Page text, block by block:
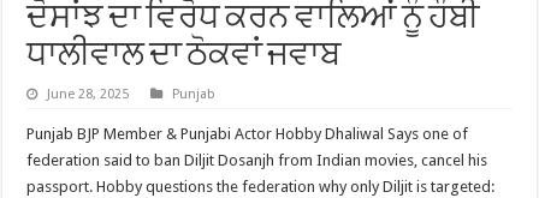
ਦੋਸਾਂਝ ਦਾ ਵਿਰੋਧ ਕਰਨ ਵਾਲਿਆਂ ਨੂੰ ਹੌਬੀ
ਧਾਲੀਵਾਲ ਦਾ ਠੋਕਵਾਂ ਜਵਾਬ
June 28, 2025 Punjab
Punjab BJP Member & Punjabi Actor Hobby Dhaliwal Says one of
federation said to ban Diljit Dosanjh from Indian movies, cancel his
passport. Hobby questions the federation why only Diljit is targeted: